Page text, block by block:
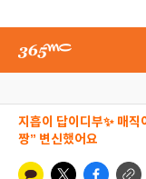
지흡이 답이디부✨ 매
짱” 변신했어요